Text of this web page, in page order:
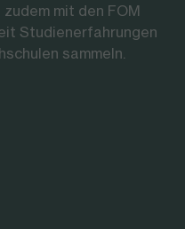
mit den FOM
Studienerfahrungen
sammeln.